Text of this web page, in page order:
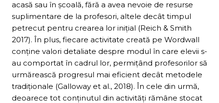
acasă sau în școală, fără a avea nevoie de resurse
suplimentare de la profesori, altele decât timpul
petrecut pentru crearea lor inițial (Reich & Smith
2017). În plus, fiecare activitate creată pe Wordwall
conține valori detaliate despre modul în care elevii s-
au comportat în cadrul lor, permițând profesorilor să
urmărească progresul mai eficient decât metodele
tradiționale (Galloway et al., 2018). În cele din urmă,
deoarece tot conținutul din activități rămâne stocat